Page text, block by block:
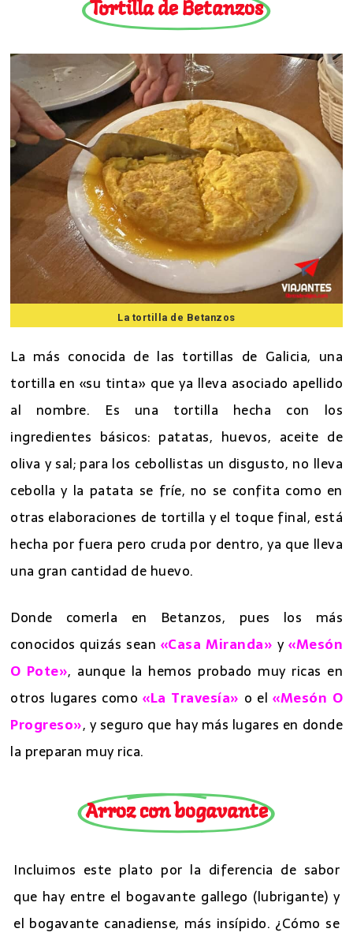
Tortilla de Betanzos
La tortilla de Betanzos
La más conocida de las tortillas de Galicia, una
tortilla en «su tinta» que ya lleva asociado apellido
al nombre. Es una tortilla hecha con los
ingredientes básicos: patatas, huevos, aceite de
oliva y sal; para los cebollistas un disgusto, no lleva
cebolla y la patata se fríe, no se confita como en
otras elaboraciones de tortilla y el toque final, está
hecha por fuera pero cruda por dentro, ya que lleva
una gran cantidad de huevo.
Donde comerla en Betanzos, pues los más
conocidos quizás sean «Casa Miranda» y«Mesón
O Pote», aunque la hemos probado muy ricas en
otros lugares como«La Travesía» o el«Mesón O
Progreso», y seguro que hay más lugares en donde
la preparan muy rica.
Arroz con bogavante
Incluimos este plato por la diferencia de sabor
que hay entre el bogavante gallego (lubrigante) y
el bogavante canadiense, más insípido. ¿Cómo se